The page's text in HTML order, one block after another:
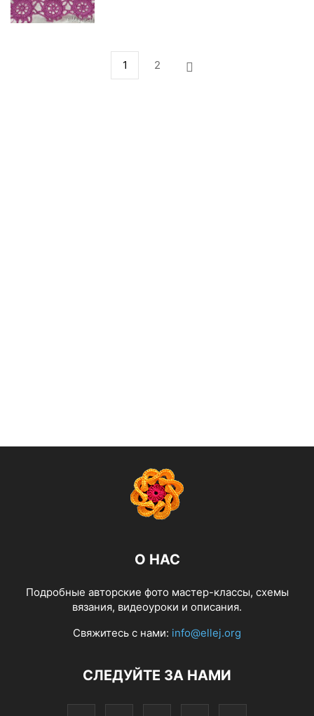
1 2
О НАС
Подробные авторские фото мастер-классы, схемы
вязания, видеоуроки и описания.
Свяжитесь с нами: info@ellej.org
СЛЕДУЙТЕ ЗА НАМИ